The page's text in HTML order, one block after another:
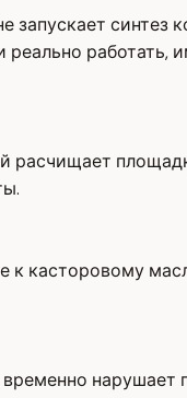
синтез
работать,
расчищает
касторовому
нарушает